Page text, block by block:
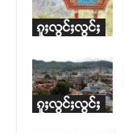
ၵူႈလွင်ႈလွင်ႈ
ၵူႈလွင်ႈလွင်ႈ